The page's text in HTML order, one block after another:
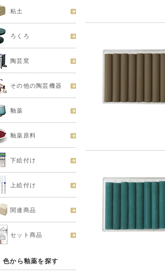
粘土
ろくろ
陶芸窯
その他の陶芸機器
釉薬
釉薬原料
下絵付け
上絵付け
関連商品
セット商品
色から釉薬を探す